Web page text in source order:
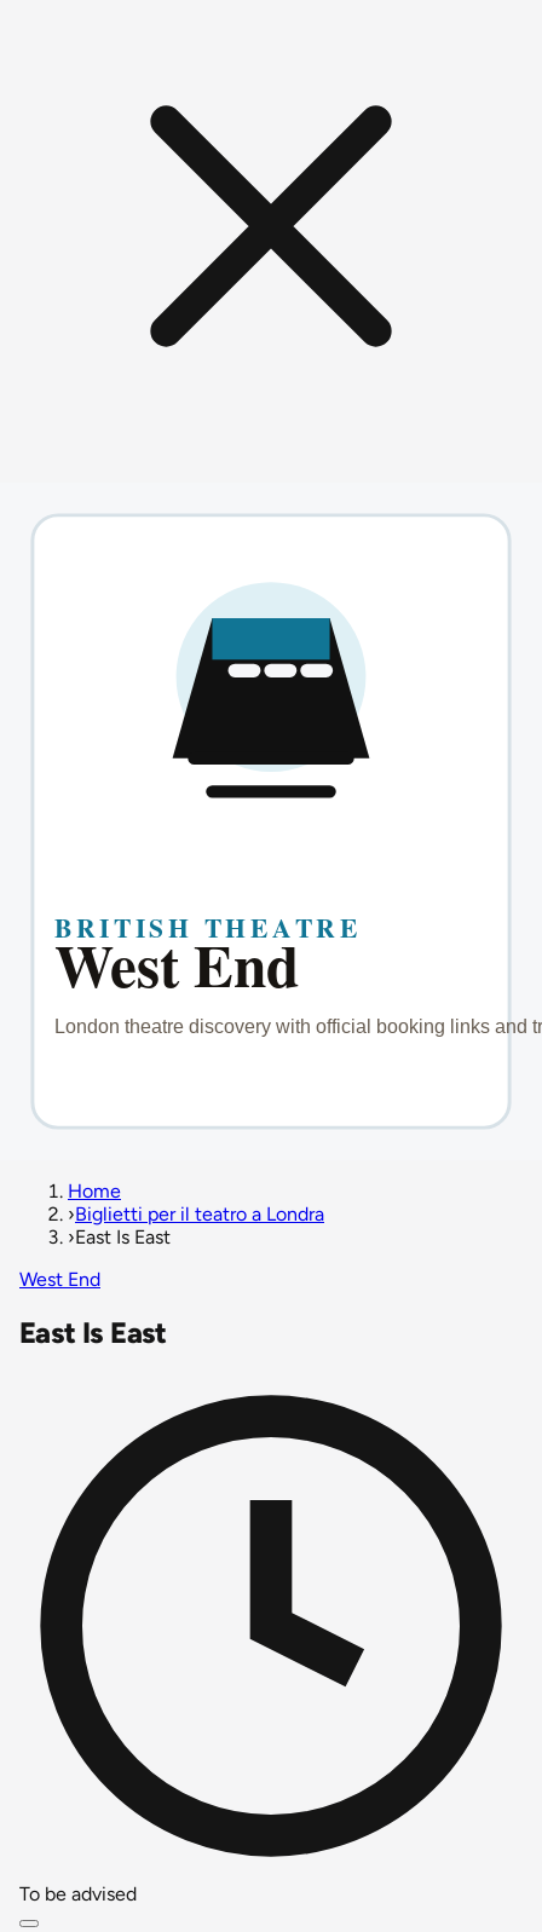
Home
›Biglietti per il teatro a Londra
›East Is East
West End
East Is East
To be advised